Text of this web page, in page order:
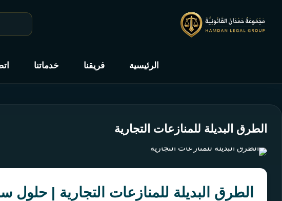
الرئيسية فريقنا خدماتنا
الطرق البديلة للمنازعات التجارية
الطرق البديلة للمنازعات التجارية | حلول